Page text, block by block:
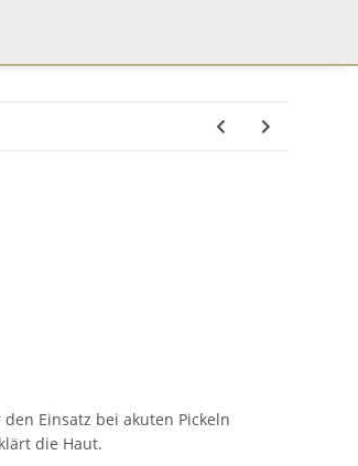
den Einsatz bei akuten Pickeln
die Haut.